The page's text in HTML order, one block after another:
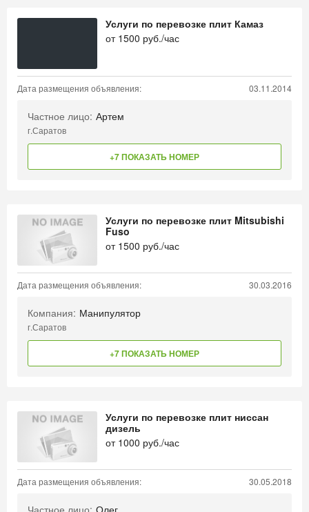
Услуги по перевозке плит Камаз
от 1500 руб./час
Дата размещения объявления: 03.11.2014
Частное лицо: Артем
г.Саратов
+7 ПОКАЗАТЬ НОМЕР
Услуги по перевозке плит Mitsubishi
Fuso
от 1500 руб./час
Дата размещения объявления: 30.03.2016
Компания: Манипулятор
г.Саратов
+7 ПОКАЗАТЬ НОМЕР
Услуги по перевозке плит ниссан
дизель
от 1000 руб./час
Дата размещения объявления: 30.05.2018
Частное лицо: Олег